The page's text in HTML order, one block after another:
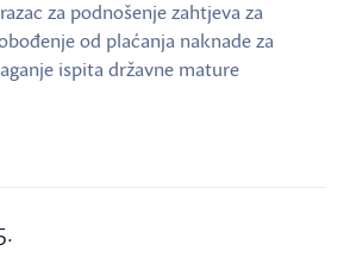
za podnošenje zahtjeva za
od plaćanja naknade za
ispita državne mature